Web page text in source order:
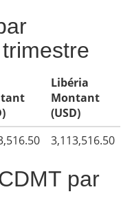
Libéria
Montant
(USD)
3,113,516.50
par